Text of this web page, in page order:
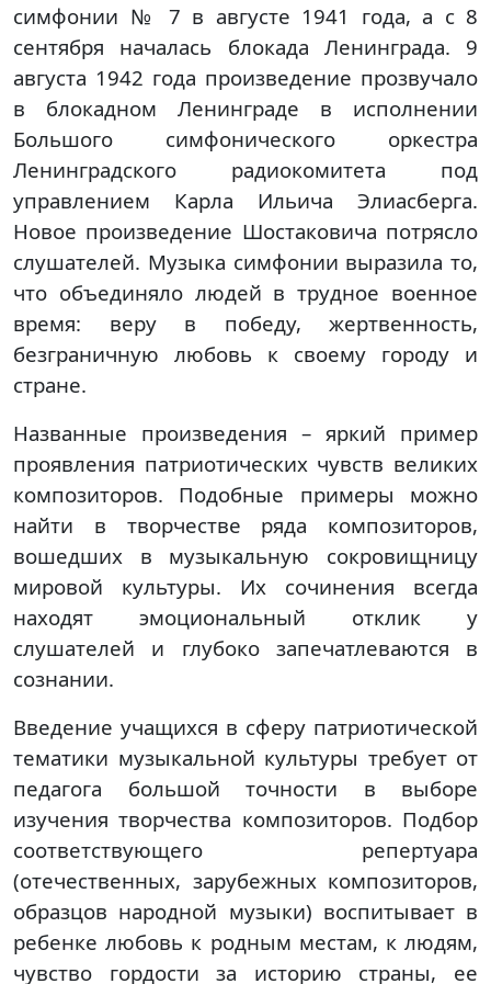
симфонии № 7 в августе 1941 года, а с 8
сентября началась блокада Ленинграда. 9
августа 1942 года произведение прозвучало
в блокадном Ленинграде в исполнении
Большого симфонического оркестра
Ленинградского радиокомитета под
управлением Карла Ильича Элиасберга.
Новое произведение Шостаковича потрясло
слушателей. Музыка симфонии выразила то,
что объединяло людей в трудное военное
время: веру в победу, жертвенность,
безграничную любовь к своему городу и
стране.
Названные произведения – яркий пример
проявления патриотических чувств великих
композиторов. Подобные примеры можно
найти в творчестве ряда композиторов,
вошедших в музыкальную сокровищницу
мировой культуры. Их сочинения всегда
находят эмоциональный отклик у
слушателей и глубоко запечатлеваются в
сознании.
Введение учащихся в сферу патриотической
тематики музыкальной культуры требует от
педагога большой точности в выборе
изучения творчества композиторов. Подбор
соответствующего репертуара
(отечественных, зарубежных композиторов,
образцов народной музыки) воспитывает в
ребенке любовь к родным местам, к людям,
чувство гордости за историю страны, ее